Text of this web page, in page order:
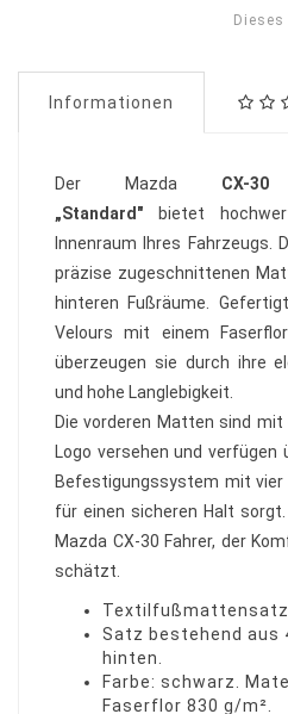
Informationen
Der Mazda CX-30
„Standard" bietet
Innenraum Ihres
präzise zugeschnittenen
hinteren Fußräume.
Velours mit einem
überzeugen sie durch ihre
und hohe Langlebigkeit.
Die vorderen Matten sind mit
Logo versehen und verfügen
Befestigungssystem mit vier
für einen sicheren Halt
Mazda CX-30 Fahrer, der
schätzt.
Textilfußmattensatz
Satz bestehend aus
hinten.
Farbe: schwarz.
Faserflor 830 g/m².